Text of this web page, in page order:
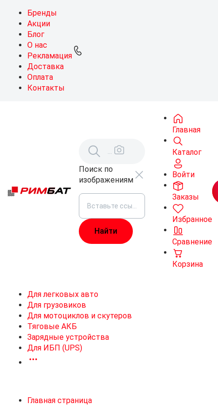
Бренды
Акции
Блог
О нас
Рекламация
Доставка
Оплата
Контакты
Поиск по
изображениям
Главная
Каталог
Войти
Заказы
Избранное
Сравнение
Корзина
Для легковых авто
Для грузовиков
Для мотоциклов и скутеров
Тяговые АКБ
Зарядные устройства
Для ИБП (UPS)
Главная страница